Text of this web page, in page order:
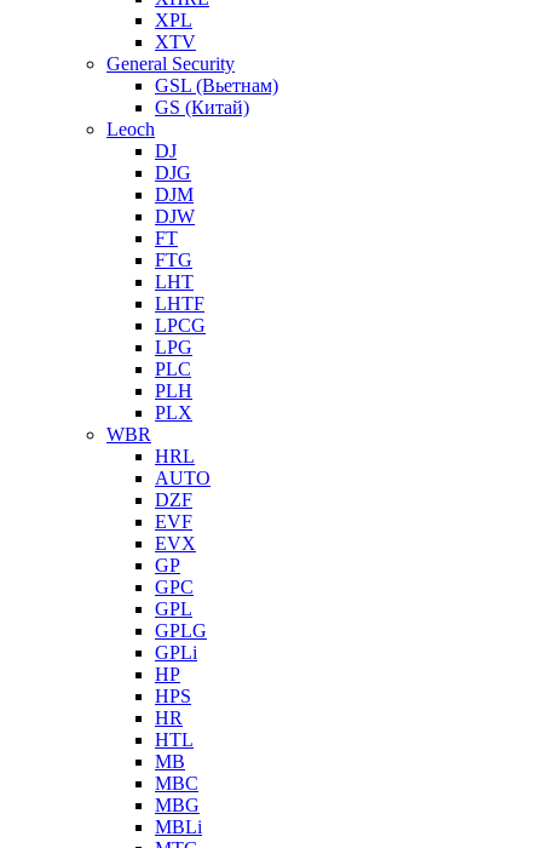
XPL
XTV
General Security
GSL (Вьетнам)
GS (Китай)
Leoch
DJ
DJG
DJM
DJW
FT
FTG
LHT
LHTF
LPCG
LPG
PLC
PLH
PLX
WBR
HRL
AUTO
DZF
EVF
EVX
GP
GPC
GPL
GPLG
GPLi
HP
HPS
HR
HTL
MB
MBC
MBG
MBLi